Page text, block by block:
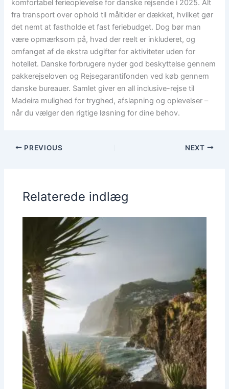
komfortabel ferieoplevelse for danske rejsende i 2025. Alt
fra transport over ophold til måltider er dækket, hvilket gør
det nemt at fastholde et fast feriebudget. Dog bør man
være opmærksom på, hvad der reelt er inkluderet, og
omfanget af de ekstra udgifter for aktiviteter uden for
hotellet. Danske forbrugere nyder god beskyttelse gennem
pakkerejseloven og Rejsegarantifonden ved køb gennem
danske bureauer. Samlet giver en all inclusive-rejse til
Madeira mulighed for tryghed, afslapning og oplevelser –
når du vælger den rigtige løsning for dine behov.
PREVIOUS NEXT
Relaterede indlæg